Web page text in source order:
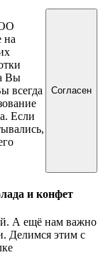
на
Вы
всегда
Если
Согласен
и конфет
А ещё нам важно
Делимся этим с